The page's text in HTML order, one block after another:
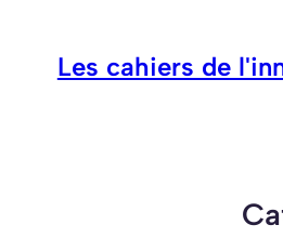
Les cahiers de